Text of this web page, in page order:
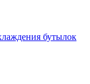
бутылок